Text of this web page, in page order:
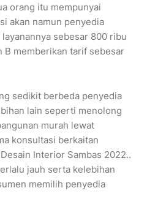
orang itu mempunyai
akan namun penyedia
sebesar 800 ribu
B memberikan tarif sebesar
sedikit berbeda penyedia
lain seperti menolong
murah lewat
konsultasi berkaitan
Interior Sambas 2022..
jauh serta kelebihan
memilih penyedia